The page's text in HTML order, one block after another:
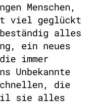
Menschen,
viel geglückt
alles
ein neues
immer
Unbekannte
die
sie alles